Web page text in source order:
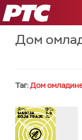
РТС
Дом
Таг:Дом